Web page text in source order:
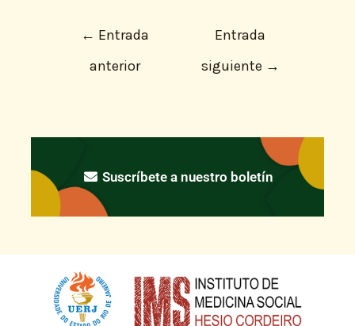
← Entrada
anterior
Entrada
siguiente →
Suscríbete a nuestro boletín